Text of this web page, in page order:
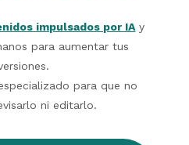
impulsados por IA y
para aumentar tus
para que no
ni editarlo.